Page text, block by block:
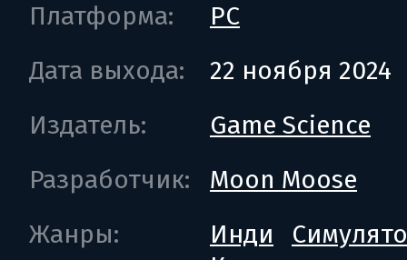
Платформа:
PC
Дата выхода:
22 ноября 2024
Издатель:
Game Science
Разработчик:
Moon Moose
Жанры:
Инди